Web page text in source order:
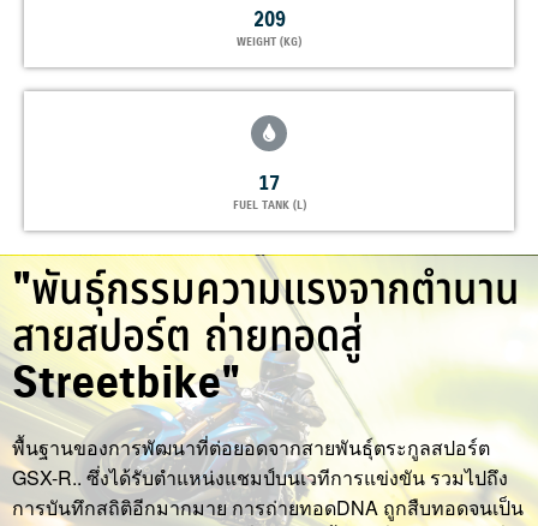
209
WEIGHT (KG)
17
FUEL TANK (L)
"พันธุ์กรรมความแรงจากตำนาน
สายสปอร์ต ถ่ายทอดสู่
Streetbike"
พื้นฐานของการพัฒนาที่ต่อยอดจากสายพันธุ์ตระกูลสปอร์ต
GSX-R.. ซึ่งได้รับตำแหน่งแชมป์บนเวทีการแข่งขัน รวมไปถึง
การบันทึกสถิติอีกมากมาย การถ่ายทอดDNA ถูกสืบทอดจนเป็น